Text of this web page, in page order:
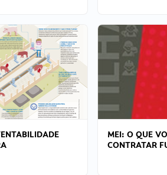
MEI: O QUE
CONTRATAR